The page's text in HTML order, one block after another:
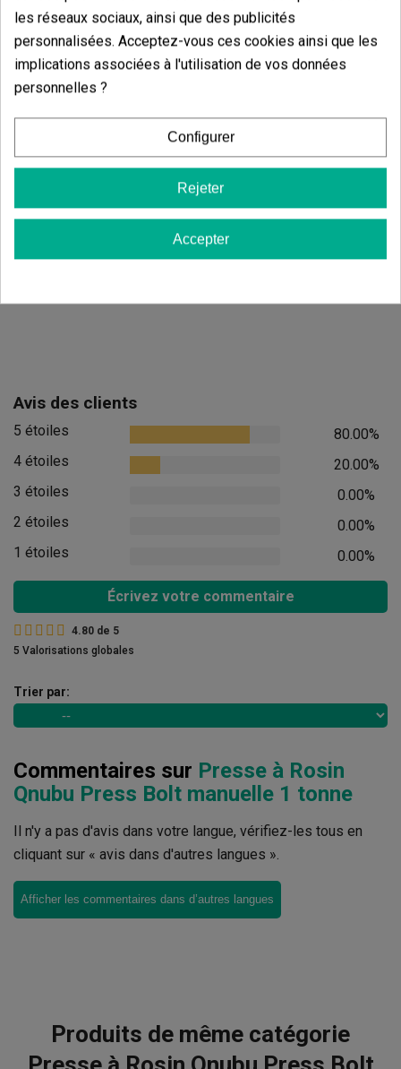
7,56 €
-16%
Ajouter au panier
10,40 €
13,00 €
Avis des clients
5 étoiles
80.00%
4 étoiles
20.00%
3 étoiles
0.00%
2 étoiles
0.00%
1 étoiles
0.00%
Écrivez votre commentaire
4.80 de 5
5 Valorisations globales
Trier par:
Commentaires sur Presse à Rosin
Qnubu Press Bolt manuelle 1 tonne
Il n'y a pas d'avis dans votre langue, vérifiez-les tous en
cliquant sur « avis dans d'autres langues ».
Afficher les commentaires dans d’autres langues
Produits de même catégorie
les réseaux sociaux, ainsi que des publicités
personnalisées. Acceptez-vous ces cookies ainsi que les
implications associées à l'utilisation de vos données
personnelles ?
Configurer
Rejeter
Accepter